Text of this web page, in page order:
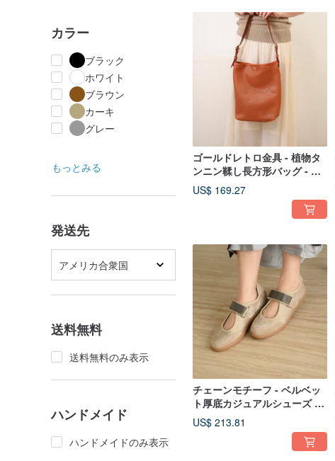
カラー
ブラック
ホワイト
ブラウン
カーキ
グレー
もっとみる
発送先
アメリカ合衆国
送料無料
送料無料のみ表示
ハンドメイド
ハンドメイドのみ表示
ゴールドレトロ金具 - 植物タ
ンニン鞣し長方形バッグ - 茶
色
US$ 169.27
チェーンモチーフ - ベルベッ
ト厚底カジュアルシューズ -
アプリコット
US$ 213.81